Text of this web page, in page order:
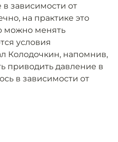
зависимости от
на практике это
можно менять
условия
Колодочкин, напомнив,
приводить давление в
в зависимости от